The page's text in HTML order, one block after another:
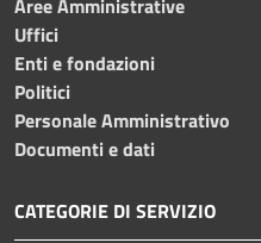
Aree Amministrative
Uffici
Enti e fondazioni
Politici
Personale Amministrativo
Documenti e dati
CATEGORIE DI SERVIZIO